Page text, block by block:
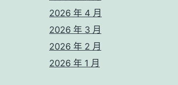
2026 年 4 月
2026 年 3 月
2026 年 2 月
2026 年 1 月